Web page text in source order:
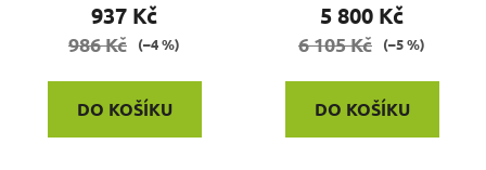
937 Kč
986 Kč (–4 %)
DO KOŠÍKU
5 800 Kč
6 105 Kč (–5 %)
DO KOŠÍKU